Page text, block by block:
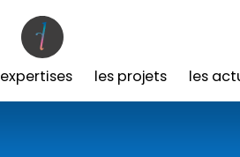
expertises les projets les